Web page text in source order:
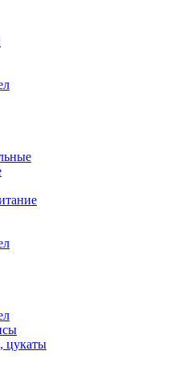
цукаты